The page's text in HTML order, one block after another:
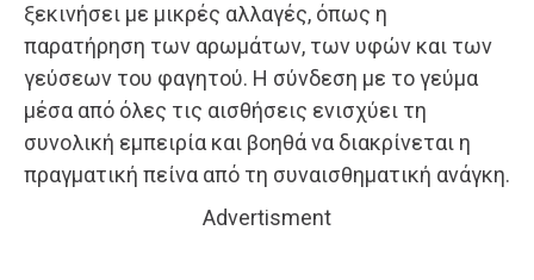
ξεκινήσει με μικρές αλλαγές, όπως η
παρατήρηση των αρωμάτων, των υφών και των
γεύσεων του φαγητού. Η σύνδεση με το γεύμα
μέσα από όλες τις αισθήσεις ενισχύει τη
συνολική εμπειρία και βοηθά να διακρίνεται η
πραγματική πείνα από τη συναισθηματική ανάγκη.
Advertisment